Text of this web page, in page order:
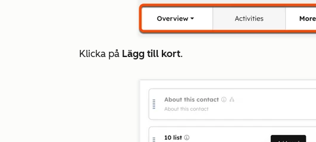
Klicka på Lägg till kort.